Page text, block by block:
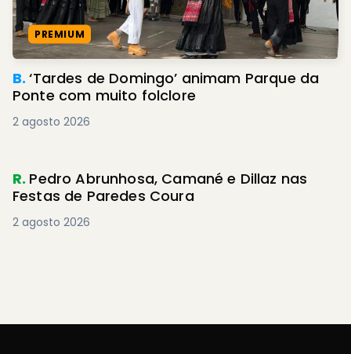
PREMIUM
B.‘Tardes de Domingo’ animam Parque da
Ponte com muito folclore
2 agosto 2026
R. Pedro Abrunhosa, Camané e Dillaz nas
Festas de Paredes Coura
2 agosto 2026